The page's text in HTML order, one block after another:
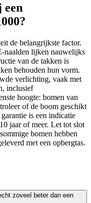
een
de belangrijkste factor.
naalden lijken nauwelijks
van de takken is
behouden hun vorm.
verlichting, vaak met
inclusief
hoogte: bomen van
of de boom geschikt
is een indicatie
jaar of meer. Let tot slot
bomen hebben
met een opbergtas.
zoveel beter dan een